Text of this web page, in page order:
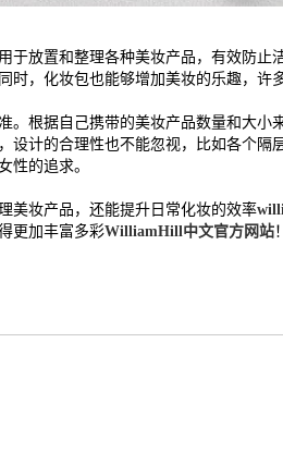
放置和整理各种美妆产品，有效防
，化妆包也能够增加美妆的乐趣，许
根据自己携带的美妆产品数量和大
计的合理性也不能忽视，比如各个
性的追求。
美妆产品，还能提升日常化妆的效率
更加丰富多彩WilliamHill中文官方网站